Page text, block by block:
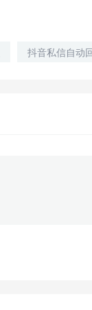
抖音私信自动